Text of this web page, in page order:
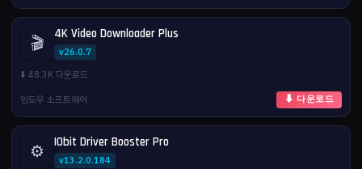
🎬 4K Video Downloader Plus
v26.0.7
⬇️ 48.3K 다운로드
윈도우 소프트웨어
⬇ 다운로드
⚙️ IObit Driver Booster Pro
v13.2.0.184